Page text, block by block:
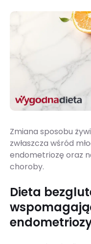
Zmiana sposobu
zwłaszcza wśród
endometriozę oraz
choroby.
Dieta